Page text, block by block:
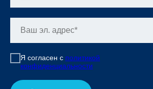
Я согласен с политикой
конфиденциальности